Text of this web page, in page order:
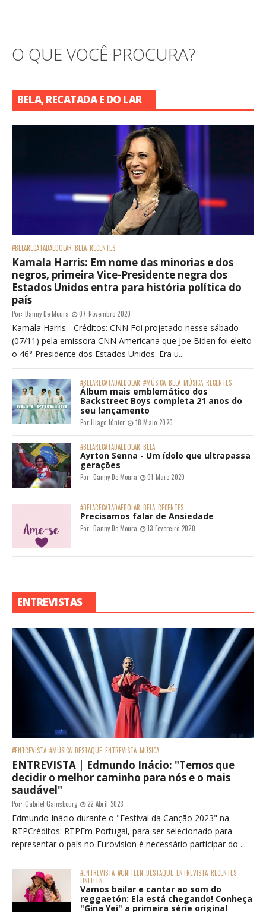
O QUE VOCÊ PROCURA?
BELA, RECATADA E DO LAR
#BELARECATADAEDOLAR BELA RECENTES
Kamala Harris: Em nome das minorias e dos
negros, primeira Vice-Presidente negra dos
Estados Unidos entra para história política do
país
Por: Danny De Moura 07 Novembro 2020
Kamala Harris - Créditos: CNN Foi projetado nesse sábado
(07/11) pela emissora CNN Americana que Joe Biden foi eleito
o 46° Presidente dos Estados Unidos. Era u...
#BELARECATADAEDOLAR #MÚSICA BELA MÚSICA RECENTES
Álbum mais emblemático dos
Backstreet Boys completa 21 anos do
seu lançamento
Por:Hiago Júnior 18 Maio 2020
#BELARECATADAEDOLAR BELA
Ayrton Senna - Um ídolo que ultrapassa
gerações
Por: Danny De Moura 01 Maio 2020
#BELARECATADAEDOLAR BELA RECENTES
Precisamos falar de Ansiedade
Por: Danny De Moura 13 Fevereiro 2020
ENTREVISTAS
#ENTREVISTA #MÚSICA DESTAQUE ENTREVISTA MÚSICA
ENTREVISTA | Edmundo Inácio: "Temos que
decidir o melhor caminho para nós e o mais
saudável"
Por: Gabriel Gainsbourg 22 Abril 2023
Edmundo Inácio durante o "Festival da Canção 2023" na
RTPCréditos: RTPEm Portugal, para ser selecionado para
representar o país no Eurovision é necessário participar do ...
#ENTREVISTA #UNITEEN DESTAQUE ENTREVISTA RECENTES
UNITEEN
Vamos bailar e cantar ao som do
reggaetón: Ela está chegando! Conheça
"Gina Yei" a primeira série original